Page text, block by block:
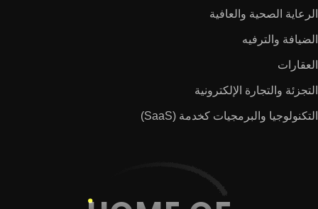
الرعاية الصحية والعافية
الضيافة والترفيه
العقارات
التجزئة والتجارة الإلكترونية
التكنولوجيا والبرمجيات كخدمة (SaaS)